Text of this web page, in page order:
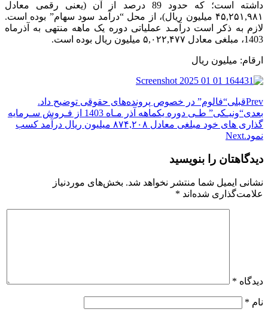
داشته است؛ که حدود 89 درصد از آن (یعنی رقمی معادل
۴۵,۲۵۱,۹۸۱ میلیون ریال)، از محل “درآمد سود سهام” بوده است.
لازم به ذکر است درآمـد عملیاتی دوره یک ماهه منتهی به آذرماه
1403، مبلغی معادل ۵,۰۲۲,۴۷۷ میلیون ریال بوده است.
ارقام: میلیون ریال
Prevقبلی“فالوم” در خصوص پرونده‌های حقوقی توضیح داد.
بعدی
“ونیـکی” طـی دوره یکماهه آذر مـاه 1403 از فـروش سـرمایه
گذاری های خود مبلغی معادل ۸۷۴,۲۰۸ میلیون ریال درآمد کسب
نمود.Next
دیدگاهتان را بنویسید
نشانی ایمیل شما منتشر نخواهد شد. بخش‌های موردنیاز
علامت‌گذاری شده‌اند *
دیدگاه *
نام *